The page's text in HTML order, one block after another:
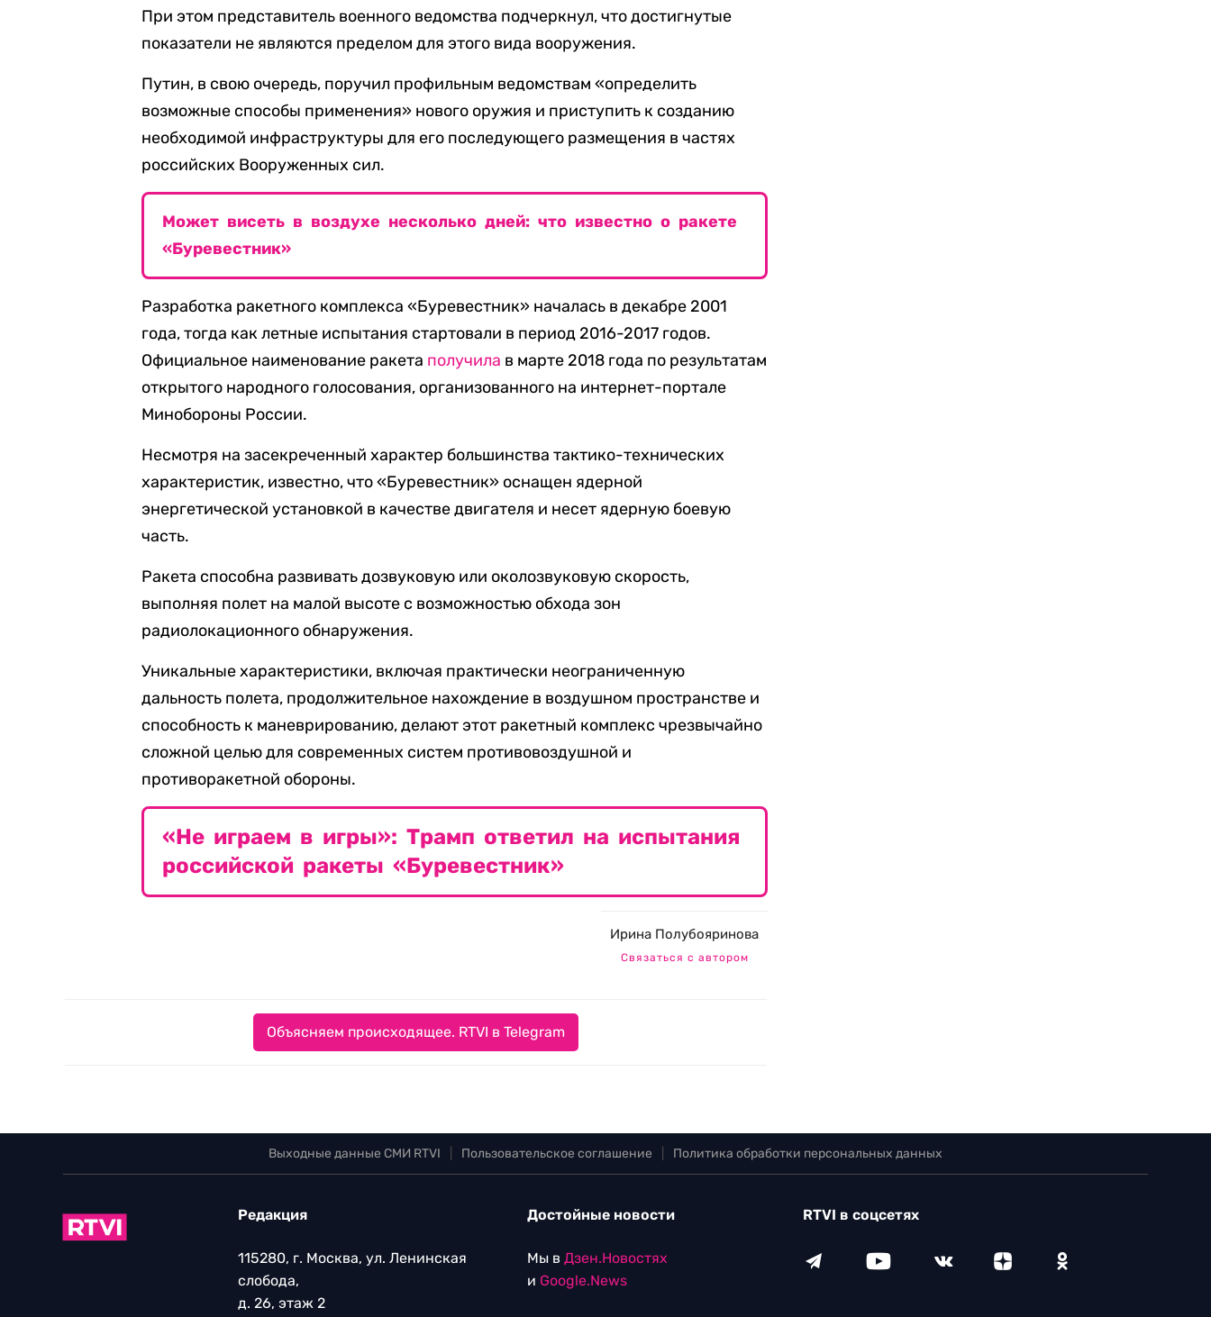
При этом представитель военного ведомства подчеркнул, что достигнутые
показатели не являются пределом для этого вида вооружения.
Путин, в свою очередь, поручил профильным ведомствам «определить
возможные способы применения» нового оружия и приступить к созданию
необходимой инфраструктуры для его последующего размещения в частях
российских Вооруженных сил.
Может висеть в воздухе несколько дней: что известно о ракете
«Буревестник»
Разработка ракетного комплекса «Буревестник» началась в декабре 2001
года, тогда как летные испытания стартовали в период 2016-2017 годов.
Официальное наименование ракета получила в марте 2018 года по результатам
открытого народного голосования, организованного на интернет-портале
Минобороны России.
Несмотря на засекреченный характер большинства тактико-технических
характеристик, известно, что «Буревестник» оснащен ядерной
энергетической установкой в качестве двигателя и несет ядерную боевую
часть.
Ракета способна развивать дозвуковую или околозвуковую скорость,
выполняя полет на малой высоте с возможностью обхода зон
радиолокационного обнаружения.
Уникальные характеристики, включая практически неограниченную
дальность полета, продолжительное нахождение в воздушном пространстве и
способность к маневрированию, делают этот ракетный комплекс чрезвычайно
сложной целью для современных систем противовоздушной и
противоракетной обороны.
«Не играем в игры»: Трамп ответил на испытания
российской ракеты «Буревестник»
Ирина Полубояринова
Связаться с автором
Объясняем происходящее. RTVI в Telegram
Выходные данные СМИ RTVI Пользовательское соглашение Политика обработки персональных данных
Редакция
115280, г. Москва, ул. Ленинская
слобода,
д. 26, этаж 2
Достойные новости
Мы в Дзен.Новостях
и Google.News
RTVI в соцсетях